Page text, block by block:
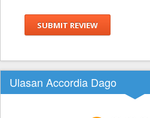
SUBMIT REVIEW
Ulasan Accordia Dago